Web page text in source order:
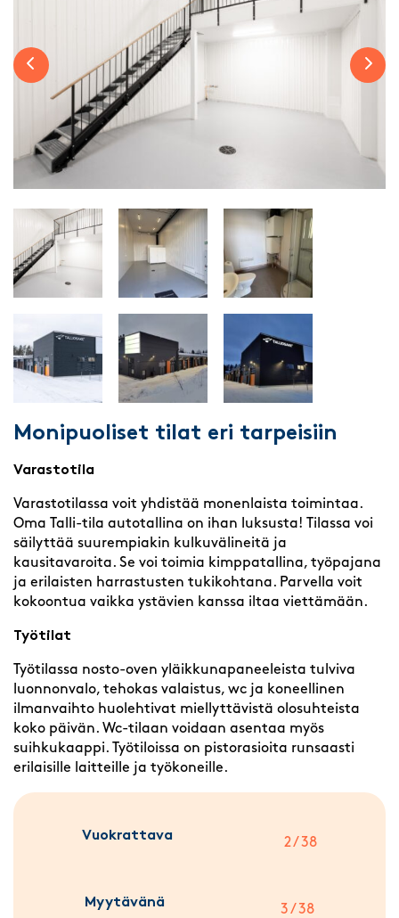
Previous slide Next
Monipuoliset tilat eri tarpeisiin
Varastotila
Varastotilassa voit yhdistää monenlaista toimintaa.
Oma Talli-tila autotallina on ihan luksusta! Tilassa voi
säilyttää suurempiakin kulkuvälineitä ja
kausitavaroita. Se voi toimia kimppatallina, työpajana
ja erilaisten harrastusten tukikohtana. Parvella voit
kokoontua vaikka ystävien kanssa iltaa viettämään.
Työtilat
Työtilassa nosto-oven yläikkunapaneeleista tulviva
luonnonvalo, tehokas valaistus, wc ja koneellinen
ilmanvaihto huolehtivat miellyttävistä olosuhteista
koko päivän. Wc-tilaan voidaan asentaa myös
suihkukaappi. Työtiloissa on pistorasioita runsaasti
erilaisille laitteille ja työkoneille.
Vuokrattava 2 / 38
Myytävänä 3 / 38